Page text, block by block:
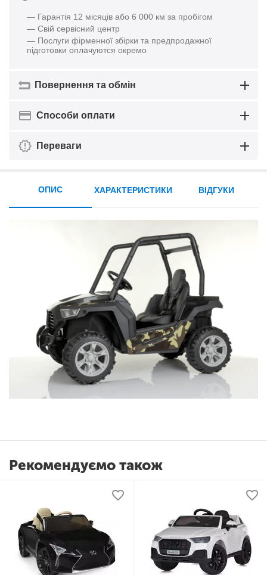
— Гарантія 12 місяців або 6 000 км за пробігом
— Свій сервісний центр
— Послуги фірменної збірки та предпродажної
підготовки оплачуются окремо
Повернення та обмін
Способи оплати
Переваги
ОПИС ХАРАКТЕРИСТИКИ ВІДГУКИ
Рекомендуємо також